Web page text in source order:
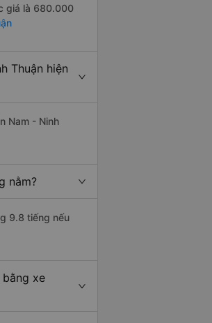
giá là 680.000
Thuận hiện
Nam - Ninh
nằm?
9.8 tiếng nếu
bằng xe